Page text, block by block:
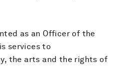
as an Officer of the
services to
the arts and the rights of